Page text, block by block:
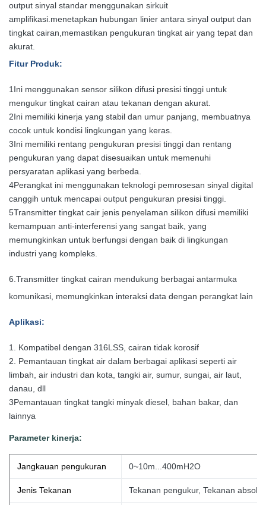
output sinyal standar menggunakan sirkuit
amplifikasi. menetapkan hubungan linier antara sinyal output dan
tingkat cairan, memastikan pengukuran tingkat air yang tepat dan
akurat.
Fitur Produk:
1Ini menggunakan sensor silikon difusi presisi tinggi untuk
mengukur tingkat cairan atau tekanan dengan akurat.
2Ini memiliki kinerja yang stabil dan umur panjang, membuatnya
cocok untuk kondisi lingkungan yang keras.
3Ini memiliki rentang pengukuran presisi tinggi dan rentang
pengukuran yang dapat disesuaikan untuk memenuhi
persyaratan aplikasi yang berbeda.
4Perangkat ini menggunakan teknologi pemrosesan sinyal digital
canggih untuk mencapai output pengukuran presisi tinggi.
5Transmitter tingkat cair jenis penyelaman silikon difusi memiliki
kemampuan anti-interferensi yang sangat baik, yang
memungkinkan untuk berfungsi dengan baik di lingkungan
industri yang kompleks.
6. Transmitter tingkat cairan mendukung berbagai antarmuka
komunikasi, memungkinkan interaksi data dengan perangkat lain
Aplikasi:
1. Kompatibel dengan 316LSS, cairan tidak korosif
2. Pemantauan tingkat air dalam berbagai aplikasi seperti air
limbah, air industri dan kota, tangki air, sumur, sungai, air laut,
danau, dll
3Pemantauan tingkat tangki minyak diesel, bahan bakar, dan
lainnya
Parameter kinerja:
Jangkauan pengukuran 0~10m...400mH2O
Jenis Tekanan Tekanan pengukur, Tekanan